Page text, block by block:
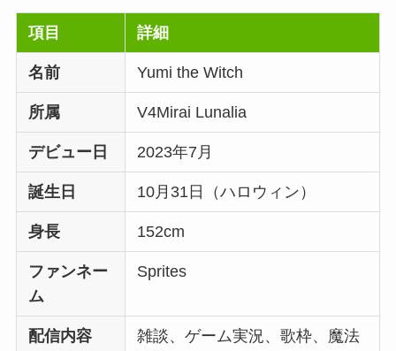
項目 詳細
名前 Yumi the Witch
所属 V4Mirai Lunalia
デビュー日 2023年7月
誕生日 10月31日（ハロウィン）
身長 152cm
ファンネー
ム
Sprites
配信内容
雑談、ゲーム実況、歌枠、魔法